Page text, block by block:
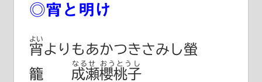
◎宵と明け
宵
よい
よりもあかつきさみし螢
籠 成瀬櫻桃子
なるせ おうとうし